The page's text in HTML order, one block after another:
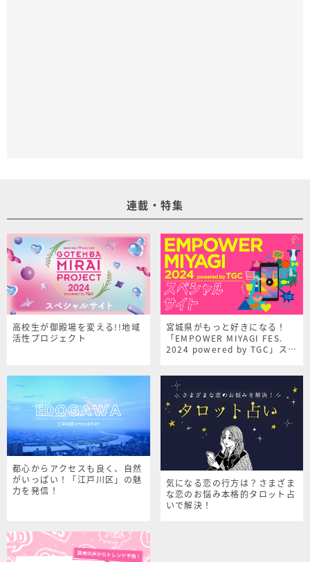
連載・特集
高校生が御殿場を変える!!地域
活性プロジェクト
宮城県がもっと好きになる！
「EMPOWER MIYAGI FES.
2024 powered by TGC」スペ
都心からアクセスも良く、自然
がいっぱい！「江戸川区」の魅
力を発信！
気になる恋の行方は？さまざま
な恋のお悩み本格的タロット占
いで解決！